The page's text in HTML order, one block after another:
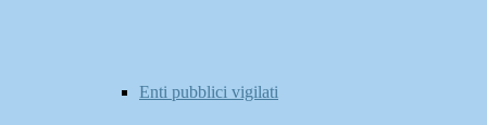
Enti pubblici vigilati